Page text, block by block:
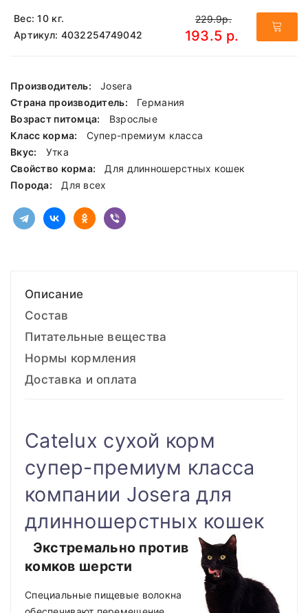
Вес: 10 кг.
Артикул: 4032254749042
229.9р.
193.5 р.
Производитель:
Josera
Страна производитель:
Германия
Возраст питомца:
Взрослые
Класс корма:
Cупер-премиум класса
Вкус:
Утка
Свойство корма:
Для длинношерстных кошек
Порода:
Для всех
Описание
Состав
Питательные вещества
Нормы кормления
Доставка и оплата
Catelux сухой корм
супер-премиум класса
компании Josera для
длинношерстных кошек
Экстремально против
комков шерсти
Специальные пищевые волокна